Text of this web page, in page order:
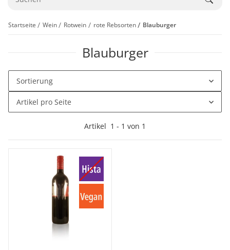
Startseite Wein Rotwein rote Rebsorten Blauburger
Blauburger
Sortierung
Artikel pro Seite
Artikel 1 - 1 von 1